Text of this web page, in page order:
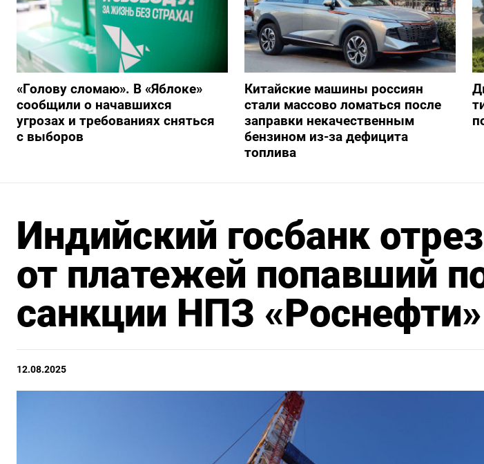
«Голову сломаю». В «Яблоке»
сообщили о начавшихся
угрозах и требованиях сняться
с выборов
Китайские машины россиян
стали массово ломаться после
заправки некачественным
бензином из-за дефицита
топлива
Индийский госбанк
от платежей попавший
санкции НПЗ «Роснефти»
12.08.2025